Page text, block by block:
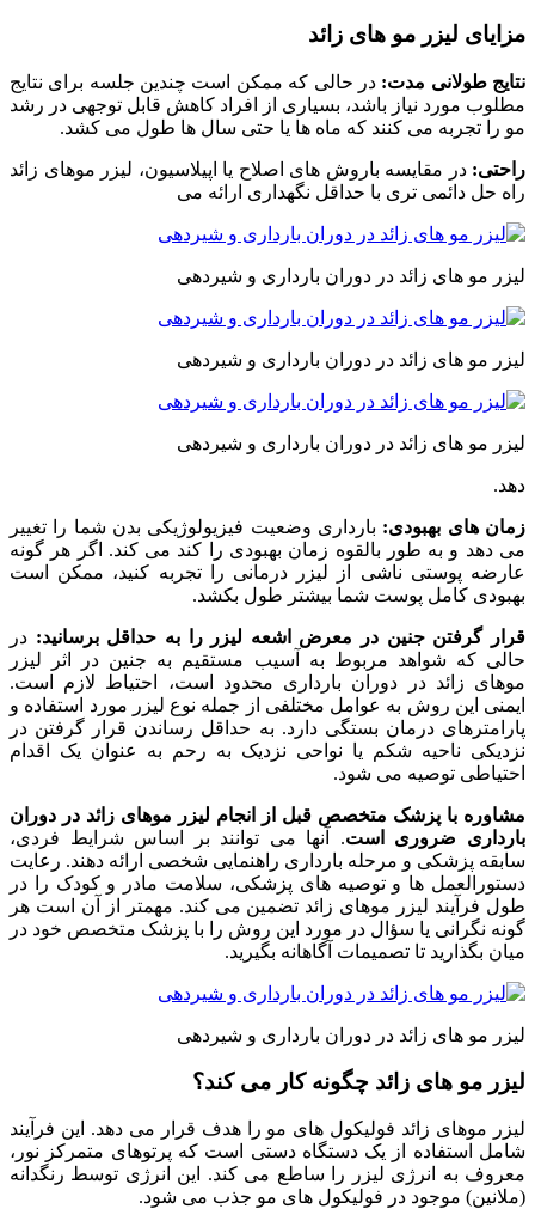
مزایای لیزر مو های زائد
نتایج طولانی مدت: در حالی که ممکن است چندین جلسه برای نتایج
مطلوب مورد نیاز باشد، بسیاری از افراد کاهش قابل توجهی در رشد
مو را تجربه می کنند که ماه ها یا حتی سال ها طول می کشد.
راحتی: در مقایسه باروش های اصلاح یا اپیلاسیون، لیزر موهای زائد
راه حل دائمی تری با حداقل نگهداری ارائه می
لیزر مو های زائد در دوران بارداری و شیردهی
لیزر مو های زائد در دوران بارداری و شیردهی
لیزر مو های زائد در دوران بارداری و شیردهی
دهد.
زمان های بهبودی: بارداری وضعیت فیزیولوژیکی بدن شما را تغییر
می دهد و به طور بالقوه زمان بهبودی را کند می کند. اگر هر گونه
عارضه پوستی ناشی از لیزر درمانی را تجربه کنید، ممکن است
بهبودی کامل پوست شما بیشتر طول بکشد.
قرار گرفتن جنین در معرض اشعه لیزر را به حداقل برسانید: در
حالی که شواهد مربوط به آسیب مستقیم به جنین در اثر لیزر
موهای زائد در دوران بارداری محدود است، احتیاط لازم است.
ایمنی این روش به عوامل مختلفی از جمله نوع لیزر مورد استفاده و
پارامترهای درمان بستگی دارد. به حداقل رساندن قرار گرفتن در
نزدیکی ناحیه شکم یا نواحی نزدیک به رحم به عنوان یک اقدام
احتیاطی توصیه می شود.
مشاوره با پزشک متخصص قبل از انجام لیزر موهای زائد در دوران
بارداری ضروری است. آنها می توانند بر اساس شرایط فردی،
سابقه پزشکی و مرحله بارداری راهنمایی شخصی ارائه دهند. رعایت
دستورالعمل ها و توصیه های پزشکی، سلامت مادر و کودک را در
طول فرآیند لیزر موهای زائد تضمین می کند. مهمتر از آن است هر
گونه نگرانی یا سؤال در مورد این روش را با پزشک متخصص خود در
میان بگذارید تا تصمیمات آگاهانه بگیرید.
لیزر مو های زائد در دوران بارداری و شیردهی
لیزر مو های زائد چگونه کار می کند؟
لیزر موهای زائد فولیکول های مو را هدف قرار می دهد. این فرآیند
شامل استفاده از یک دستگاه دستی است که پرتوهای متمرکز نور،
معروف به انرژی لیزر را ساطع می کند. این انرژی توسط رنگدانه
(ملانین) موجود در فولیکول های مو جذب می شود.